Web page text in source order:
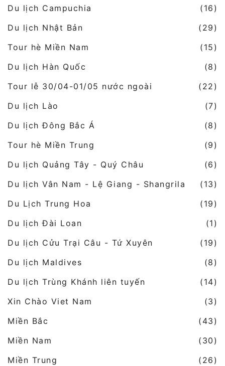
Du lịch Campuchia
(16)
Du lịch Nhật Bản
(29)
Tour hè Miền Nam
(15)
Du lịch Hàn Quốc
(8)
Tour lễ 30/04-01/05 nước ngoài
(22)
Du lịch Lào
(7)
Du lịch Đông Bắc Á
(8)
Tour hè Miền Trung
(9)
Du lịch Quảng Tây - Quý Châu
(6)
Du lịch Vân Nam - Lệ Giang - Shangrila
(13)
Du Lịch Trung Hoa
(19)
Du lịch Đài Loan
(1)
Du lịch Cửu Trại Câu - Tứ Xuyên
(19)
Du lịch Maldives
(8)
Du lịch Trùng Khánh liên tuyến
(14)
Xin Chào Viet Nam
(3)
Miền Bắc
(43)
Miền Nam
(30)
Miền Trung
(26)